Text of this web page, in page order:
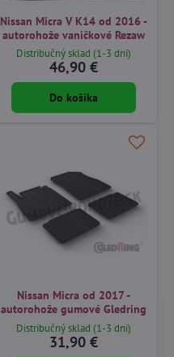
Nissan Micra V K14 od 2016 -
autorohože vaničkové Rezaw
Distribučný sklad (1-3 dni)
46,90 €
Do košíka
Nissan Micra od 2017 -
autorohože gumové Gledring
Distribučný sklad (1-3 dni)
31,90 €